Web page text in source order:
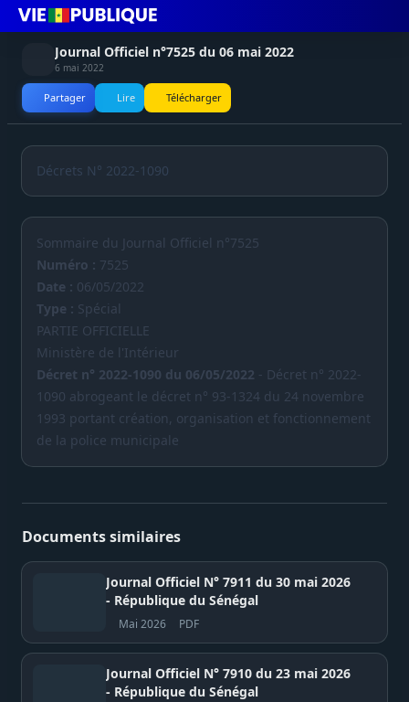
Journal Officiel n°7525 du 06 mai 2022
6 mai 2022
Partager Lire Télécharger
Décrets N° 2022-1090
Sommaire du Journal Officiel n°7525
Numéro : 7525
Date : 06/05/2022
Type : Spécial
PARTIE OFFICIELLE
Ministère de l'Intérieur
Décret n° 2022-1090 du 06/05/2022 - Décret n° 2022-
1090 abrogeant le décret n° 93-1324 du 24 novembre
1993 portant création, organisation et fonctionnement
de la police municipale
Documents similaires
Journal Officiel N° 7911 du 30 mai 2026
- République du Sénégal
Mai 2026 PDF
Journal Officiel N° 7910 du 23 mai 2026
- République du Sénégal